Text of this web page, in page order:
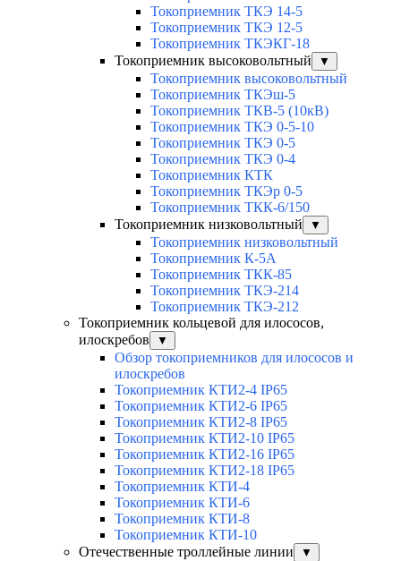
Токоприемник ТКЭ 14-5
Токоприемник ТКЭ 12-5
Токоприемник ТКЭКГ-18
Токоприемник высоковольтный
▼
Токоприемник высоковольтный
Токоприемник ТКЭш-5
Токоприемник ТКВ-5 (10кВ)
Токоприемник ТКЭ 0-5-10
Токоприемник ТКЭ 0-5
Токоприемник ТКЭ 0-4
Токоприемник КТК
Токоприемник ТКЭр 0-5
Токоприемник ТКК-6/150
Токоприемник низковольтный
▼
Токоприемник низковольтный
Токоприемник К-5А
Токоприемник ТКК-85
Токоприемник ТКЭ-214
Токоприемник ТКЭ-212
Токоприемник кольцевой для илососов,
илоскребов
▼
Обзор токоприемников для илососов и
илоскребов
Токоприемник КТИ2-4 IP65
Токоприемник КТИ2-6 IP65
Токоприемник КТИ2-8 IP65
Токоприемник КТИ2-10 IP65
Токоприемник КТИ2-16 IP65
Токоприемник КТИ2-18 IP65
Токоприемник КТИ-4
Токоприемник КТИ-6
Токоприемник КТИ-8
Токоприемник КТИ-10
Отечественные троллейные линии
▼